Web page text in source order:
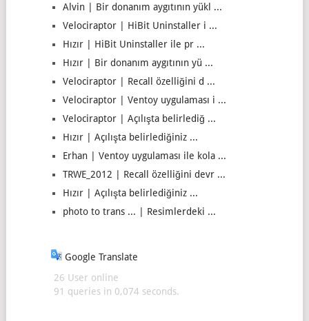
Alvin | Bir donanım aygıtının yükl ...
Velociraptor | HiBit Uninstaller i ...
Hızır | HiBit Uninstaller ile pr ...
Hızır | Bir donanım aygıtının yü ...
Velociraptor | Recall özelliğini d ...
Velociraptor | Ventoy uygulaması i ...
Velociraptor | Açılışta belirlediğ ...
Hızır | Açılışta belirlediğiniz ...
Erhan | Ventoy uygulaması ile kola ...
TRWE_2012 | Recall özelliğini devr ...
Hızır | Açılışta belirlediğiniz ...
photo to trans ... | Resimlerdeki ...
Google Translate
26 User online
91 queries in 0,074 seconds.